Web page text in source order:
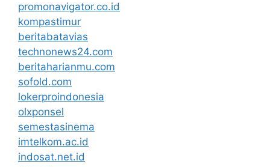
promonavigator.co.id
kompastimur
beritabatavias
technonews24.com
beritaharianmu.com
sofold.com
lokerproindonesia
olxponsel
semestasinema
imtelkom.ac.id
indosat.net.id